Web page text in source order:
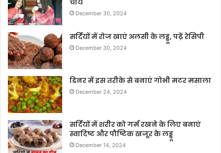
चाय
December 30, 2024
सर्दियों में रोज खाएं अलसी के लड्डू, पढ़ें रेसिपी
December 30, 2024
डिनर में इस तरीके से बनाएं गोभी मटर मसाला
December 24, 2024
सर्दियों में शरीर को गर्म रखने के लिए बनाएं
स्वादिष्ट और पौष्टिक खजूर के लड्डू
December 14, 2024